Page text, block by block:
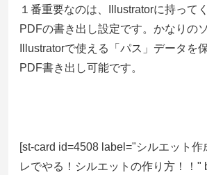
１番重要なのは、Illustratorに持って
PDFの書き出し設定です。かなりの
Illustratorで使える「パス」データを
PDF書き出し可能です。
[st-card id=4508 label="シルエット作
レでやる！シルエットの作り方！！"